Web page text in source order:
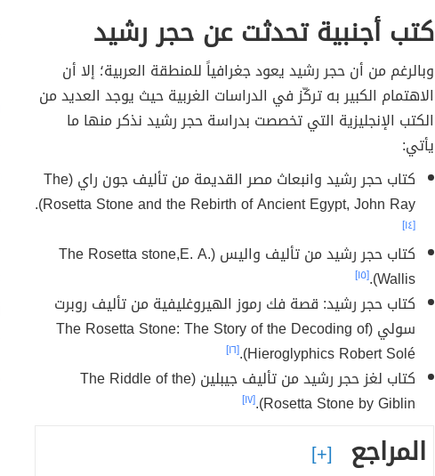
كتب أجنبية تحدثت عن حجر رشيد
وبالرغم من أن حجر رشيد يعود جغرافياً للمنطقة العربية؛ إلا أن
الاهتمام الكبير به تركّز في الدراسات الغربية حيث يوجد العديد من
الكتب الإنجليزية التي تخصصت بدراسة حجر رشيد نذكر منها ما
يأتي:
كتاب حجر رشيد وانبعاث مصر القديمة من تأليف جون راي (The
Rosetta Stone and the Rebirth of Ancient Egypt, John Ray).
[١٤]
كتاب حجر رشيد من تأليف واليس (The Rosetta stone,E. A.
Wallis). [١٥]
كتاب حجر رشيد: قصة فك رموز الهيروغليفية من تأليف روبرت
سولي (The Rosetta Stone: The Story of the Decoding of
Hieroglyphics Robert Solé). [١٦]
كتاب لغز حجر رشيد من تأليف جيبلين (The Riddle of the
Rosetta Stone by Giblin). [١٧]
المراجع